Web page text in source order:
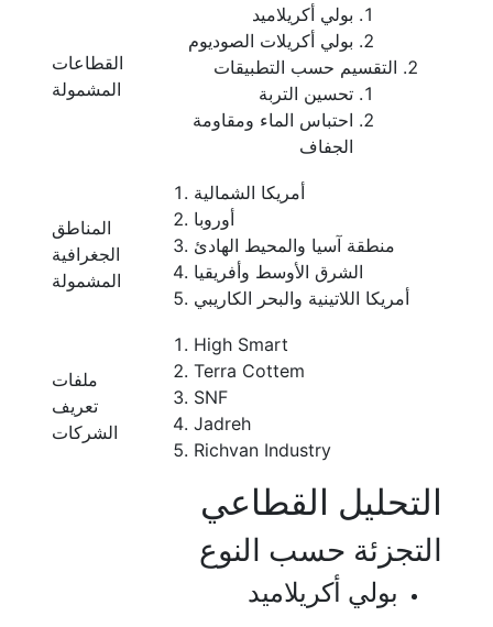
القطاعات
المشمولة
بولي أكريلاميد
بولي أكريلات الصوديوم
التقسيم حسب التطبيقات
تحسين التربة
احتباس الماء ومقاومة
الجفاف
المناطق
الجغرافية
المشمولة
أمريكا الشمالية
أوروبا
منطقة آسيا والمحيط الهادئ
الشرق الأوسط وأفريقيا
أمريكا اللاتينية والبحر الكاريبي
ملفات
تعريف
الشركات
High Smart
Terra Cottem
SNF
Jadreh
Richvan Industry
التحليل القطاعي
التجزئة حسب النوع
بولي أكريلاميد